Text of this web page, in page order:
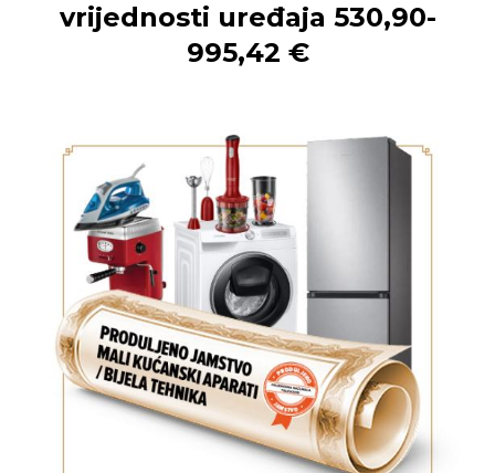
vrijednosti uređaja 530,90-
995,42 €